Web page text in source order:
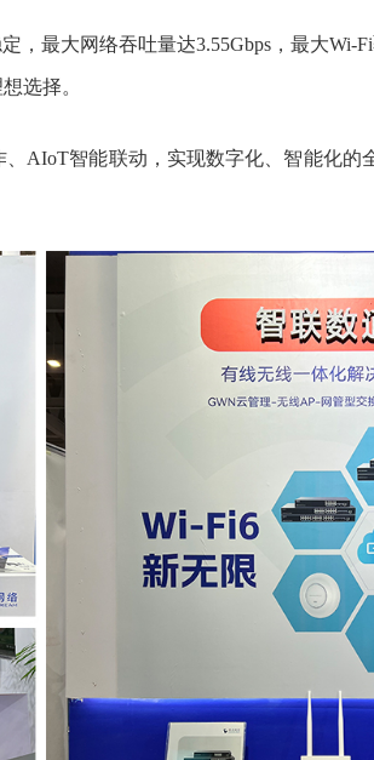
，最大网络吞吐量达3.55Gbps，最大Wi-
选择。
AIoT智能联动，实现数字化、智能化